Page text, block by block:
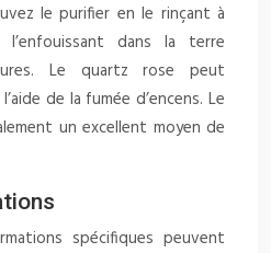
le purifier en le rinçant à
dans la terre
Le quartz rose peut
de la fumée d’encens. Le
un excellent moyen de
spécifiques peuvent